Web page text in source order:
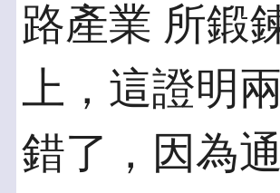
路產業 所鍛
上，這證明
錯了，因為